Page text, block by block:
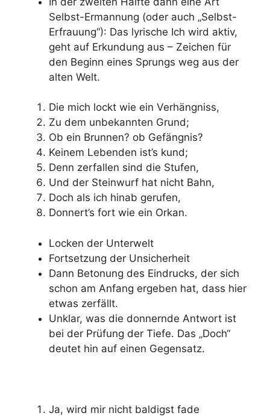
Selbst-Ermannung (oder auch „Selbst-
Erfrauung“): Das lyrische Ich wird aktiv,
geht auf Erkundung aus – Zeichen für
den Beginn eines Sprungs weg aus der
alten Welt.
Die mich lockt wie ein Verhängniss,
Zu dem unbekannten Grund;
Ob ein Brunnen? ob Gefängnis?
Keinem Lebenden ist’s kund;
Denn zerfallen sind die Stufen,
Und der Steinwurf hat nicht Bahn,
Doch als ich hinab gerufen,
Donnert’s fort wie ein Orkan.
Locken der Unterwelt
Fortsetzung der Unsicherheit
Dann Betonung des Eindrucks, der sich
schon am Anfang ergeben hat, dass hier
etwas zerfällt.
Unklar, was die donnernde Antwort ist
bei der Prüfung der Tiefe. Das „Doch“
deutet hin auf einen Gegensatz.
Ja, wird mir nicht baldigst fade